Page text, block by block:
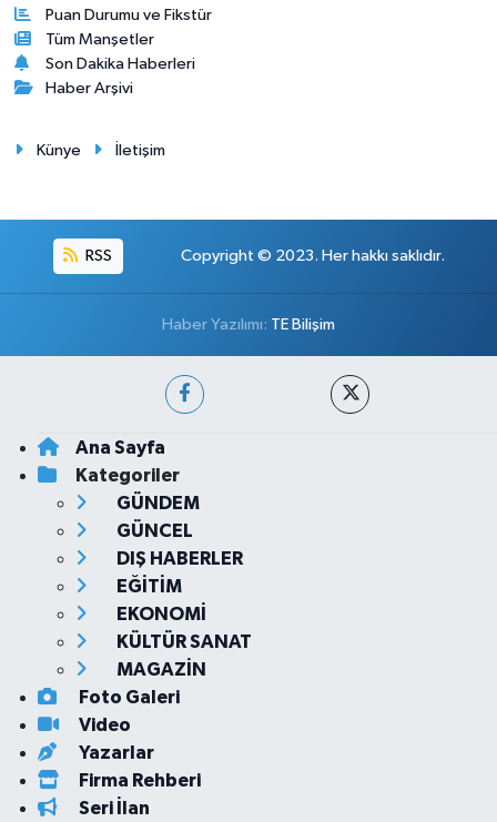
Puan Durumu ve Fikstür
Tüm Manşetler
Son Dakika Haberleri
Haber Arşivi
Künye İletişim
RSS Copyright © 2023. Her hakkı saklıdır.
Haber Yazılımı: TE Bilişim
Ana Sayfa
Kategoriler
GÜNDEM
GÜNCEL
DIŞ HABERLER
EĞİTİM
EKONOMİ
KÜLTÜR SANAT
MAGAZİN
Foto Galeri
Video
Yazarlar
Firma Rehberi
Seri İlan